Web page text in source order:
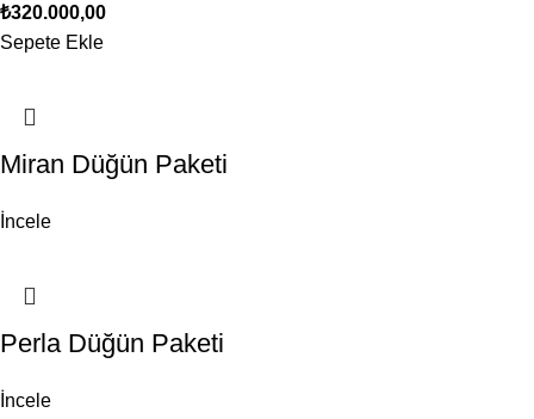
₺320.000,00
Sepete Ekle
Miran Düğün Paketi
İncele
Perla Düğün Paketi
İncele